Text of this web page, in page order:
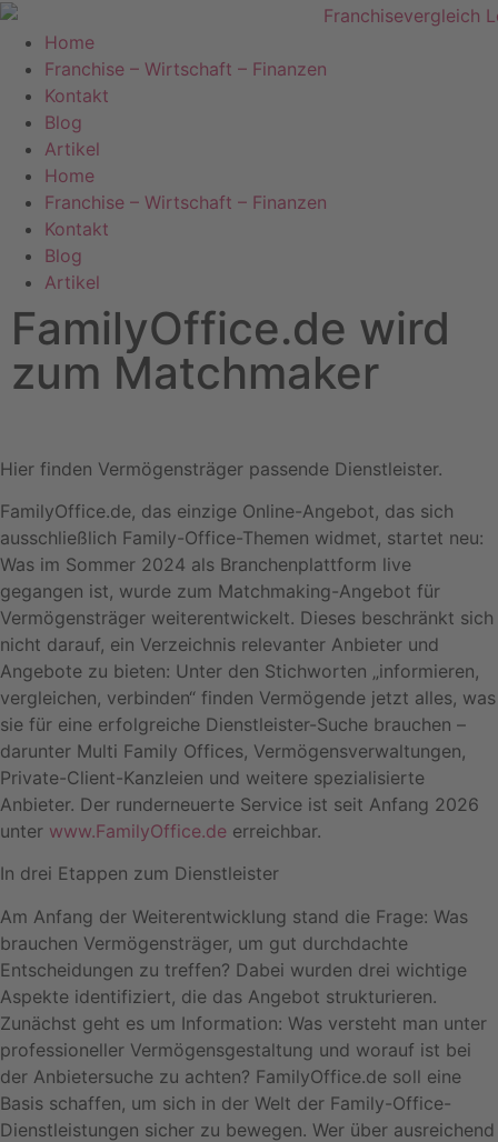
Home
Franchise – Wirtschaft – Finanzen
Kontakt
Blog
Artikel
Home
Franchise – Wirtschaft – Finanzen
Kontakt
Blog
Artikel
FamilyOffice.de wird
zum Matchmaker
Hier finden Vermögensträger passende Dienstleister.
FamilyOffice.de, das einzige Online-Angebot, das sich
ausschließlich Family-Office-Themen widmet, startet neu:
Was im Sommer 2024 als Branchenplattform live
gegangen ist, wurde zum Matchmaking-Angebot für
Vermögensträger weiterentwickelt. Dieses beschränkt sich
nicht darauf, ein Verzeichnis relevanter Anbieter und
Angebote zu bieten: Unter den Stichworten „informieren,
vergleichen, verbinden“ finden Vermögende jetzt alles, was
sie für eine erfolgreiche Dienstleister-Suche brauchen –
darunter Multi Family Offices, Vermögensverwaltungen,
Private-Client-Kanzleien und weitere spezialisierte
Anbieter. Der runderneuerte Service ist seit Anfang 2026
unter www.FamilyOffice.de erreichbar.
In drei Etappen zum Dienstleister
Am Anfang der Weiterentwicklung stand die Frage: Was
brauchen Vermögensträger, um gut durchdachte
Entscheidungen zu treffen? Dabei wurden drei wichtige
Aspekte identifiziert, die das Angebot strukturieren.
Zunächst geht es um Information: Was versteht man unter
professioneller Vermögensgestaltung und worauf ist bei
der Anbietersuche zu achten? FamilyOffice.de soll eine
Basis schaffen, um sich in der Welt der Family-Office-
Dienstleistungen sicher zu bewegen. Wer über ausreichend